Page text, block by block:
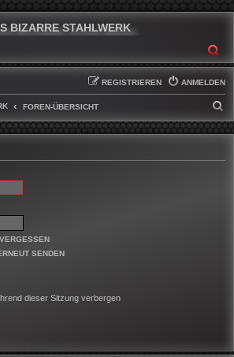
BIZARRE STAHLWERK
ANMELDEN
REGISTRIEREN
FOREN-ÜBERSICHT
U
H
SENDEN
dieser Sitzung verbergen